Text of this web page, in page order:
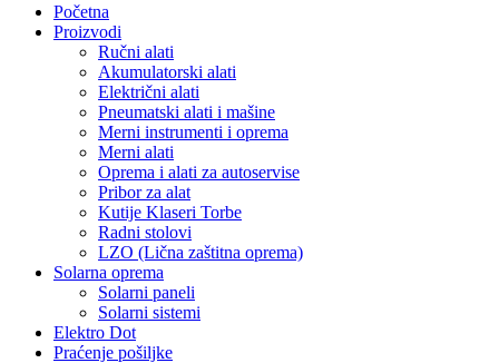
Početna
Proizvodi
Ručni alati
Akumulatorski alati
Električni alati
Pneumatski alati i mašine
Merni instrumenti i oprema
Merni alati
Oprema i alati za autoservise
Pribor za alat
Kutije Klaseri Torbe
Radni stolovi
LZO (Lična zaštitna oprema)
Solarna oprema
Solarni paneli
Solarni sistemi
Elektro Dot
Praćenje pošiljke